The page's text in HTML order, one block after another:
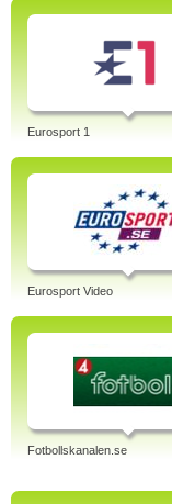
Eurosport 1
Eurosport Video
Fotbollskanalen.se